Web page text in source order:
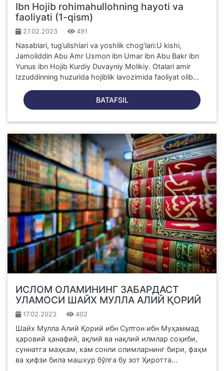
Ibn Hojib rohimahullohning hayoti va
faoliyati (1-qism)
27.02.2023 491
Nasablari, tug’ulishlari va yoshlik chog’lari:U kishi,
Jamoliddin Abu Amr Usmon ibn Umar ibn Abu Bakr ibn
Yunus ibn Hojib Kurdiy Duvayniy Molikiy. Otalari amir
Izzuddinning huzurida hojiblik lavozimida faoliyat olib...
BATAFSIL
ИСЛОМ ОЛАМИНИНГ ЗАБАРДАСТ
УЛАМОСИ ШАЙХ МУЛЛА АЛИЙ ҚОРИЙ
17.02.2023 402
Шайх Мулла Алий Қорий ибн Султон ибн Муҳаммад
ҳаровий ҳанафий, ақлий ва нақлий илмлар соҳиби,
суннатга маҳкам, кам сонли олимларнинг бири, фаҳм
ва ҳифзи била машхур бўлга бу зот Ҳиротта...